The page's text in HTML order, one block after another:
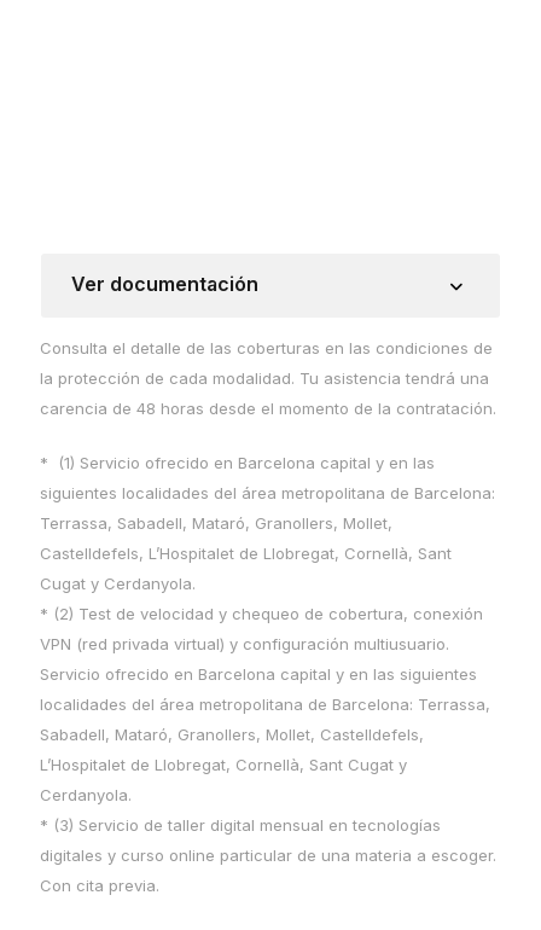
Ver documentación
Consulta el detalle de las coberturas en las condiciones de
la protección de cada modalidad. Tu asistencia tendrá una
carencia de 48 horas desde el momento de la contratación.
* (1) Servicio ofrecido en Barcelona capital y en las
siguientes localidades del área metropolitana de Barcelona:
Terrassa, Sabadell, Mataró, Granollers, Mollet,
Castelldefels, L’Hospitalet de Llobregat, Cornellà, Sant
Cugat y Cerdanyola.
* (2) Test de velocidad y chequeo de cobertura, conexión
VPN (red privada virtual) y configuración multiusuario.
Servicio ofrecido en Barcelona capital y en las siguientes
localidades del área metropolitana de Barcelona: Terrassa,
Sabadell, Mataró, Granollers, Mollet, Castelldefels,
L’Hospitalet de Llobregat, Cornellà, Sant Cugat y
Cerdanyola.
* (3) Servicio de taller digital mensual en tecnologías
digitales y curso online particular de una materia a escoger.
Con cita previa.